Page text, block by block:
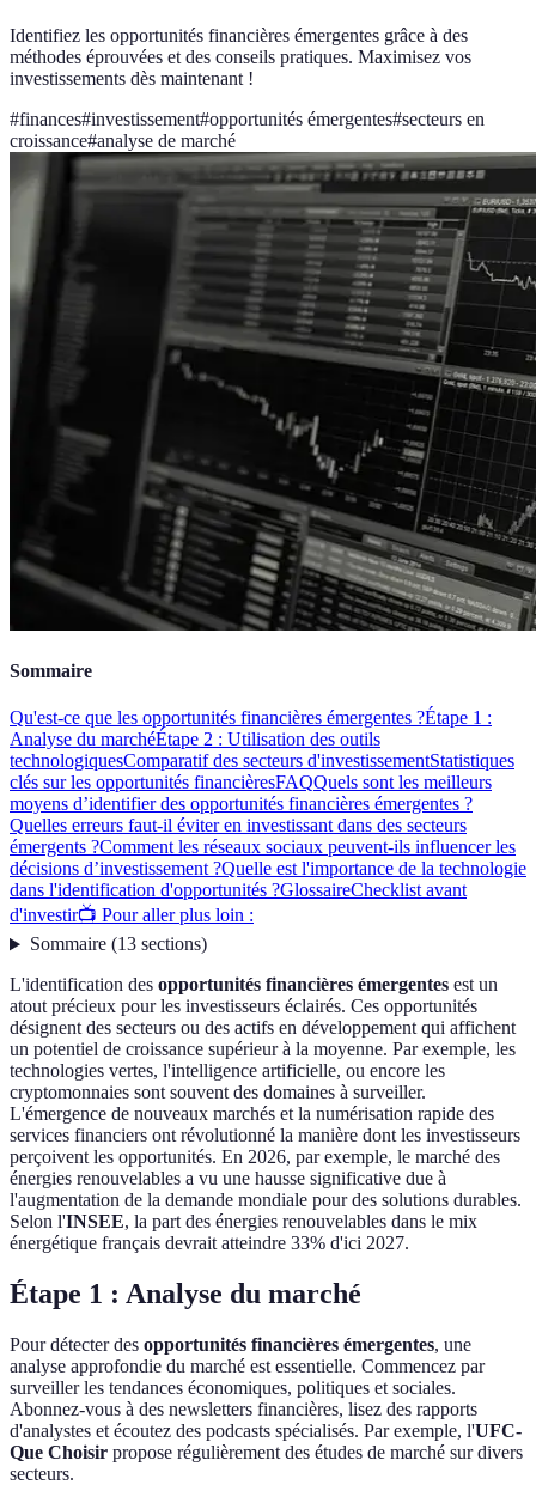
Identifiez les opportunités financières émergentes grâce à des
méthodes éprouvées et des conseils pratiques. Maximisez vos
investissements dès maintenant !
#finances#investissement#opportunités émergentes#secteurs en
croissance#analyse de marché
Sommaire
Qu'est-ce que les opportunités financières émergentes ?Étape 1 :
Analyse du marchéÉtape 2 : Utilisation des outils
technologiquesComparatif des secteurs d'investissementStatistiques
clés sur les opportunités financièresFAQQuels sont les meilleurs
moyens d’identifier des opportunités financières émergentes ?
Quelles erreurs faut-il éviter en investissant dans des secteurs
émergents ?Comment les réseaux sociaux peuvent-ils influencer les
décisions d’investissement ?Quelle est l'importance de la technologie
dans l'identification d'opportunités ?GlossaireChecklist avant
d'investir📺 Pour aller plus loin :
Sommaire(13 sections)
L'identification des opportunités financières émergentes est un
atout précieux pour les investisseurs éclairés. Ces opportunités
désignent des secteurs ou des actifs en développement qui affichent
un potentiel de croissance supérieur à la moyenne. Par exemple, les
technologies vertes, l'intelligence artificielle, ou encore les
cryptomonnaies sont souvent des domaines à surveiller.
L'émergence de nouveaux marchés et la numérisation rapide des
services financiers ont révolutionné la manière dont les investisseurs
perçoivent les opportunités. En 2026, par exemple, le marché des
énergies renouvelables a vu une hausse significative due à
l'augmentation de la demande mondiale pour des solutions durables.
Selon l'INSEE, la part des énergies renouvelables dans le mix
énergétique français devrait atteindre 33% d'ici 2027.
Étape 1 : Analyse du marché
Pour détecter des opportunités financières émergentes, une
analyse approfondie du marché est essentielle. Commencez par
surveiller les tendances économiques, politiques et sociales.
Abonnez-vous à des newsletters financières, lisez des rapports
d'analystes et écoutez des podcasts spécialisés. Par exemple, l'UFC-
Que Choisir propose régulièrement des études de marché sur divers
secteurs.